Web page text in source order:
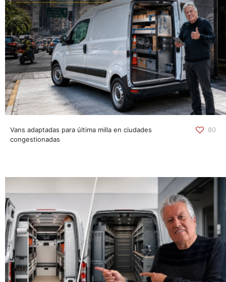
Vans adaptadas para última milla en ciudades
congestionadas
80